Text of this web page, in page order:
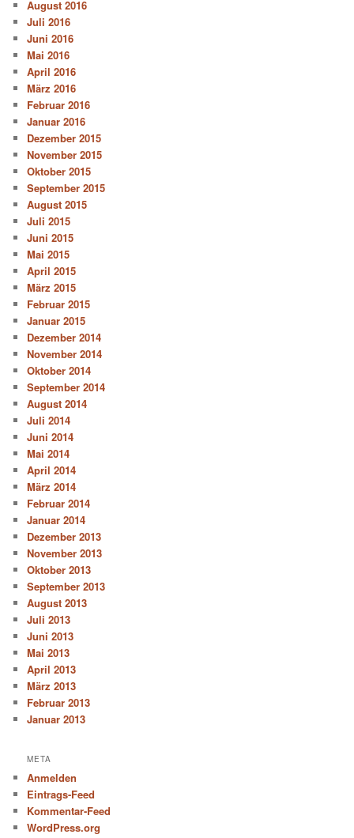
August 2016
Juli 2016
Juni 2016
Mai 2016
April 2016
März 2016
Februar 2016
Januar 2016
Dezember 2015
November 2015
Oktober 2015
September 2015
August 2015
Juli 2015
Juni 2015
Mai 2015
April 2015
März 2015
Februar 2015
Januar 2015
Dezember 2014
November 2014
Oktober 2014
September 2014
August 2014
Juli 2014
Juni 2014
Mai 2014
April 2014
März 2014
Februar 2014
Januar 2014
Dezember 2013
November 2013
Oktober 2013
September 2013
August 2013
Juli 2013
Juni 2013
Mai 2013
April 2013
März 2013
Februar 2013
Januar 2013
META
Anmelden
Eintrags-Feed
Kommentar-Feed
WordPress.org